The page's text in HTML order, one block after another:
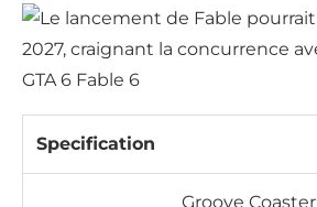
Specification
Groove